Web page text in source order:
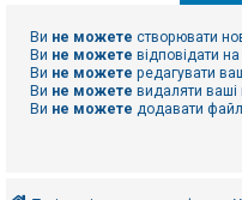
Ви не можете створювати
Ви не можете відповідати
Ви не можете редагувати
Ви не можете видаляти
Ви не можете додавати